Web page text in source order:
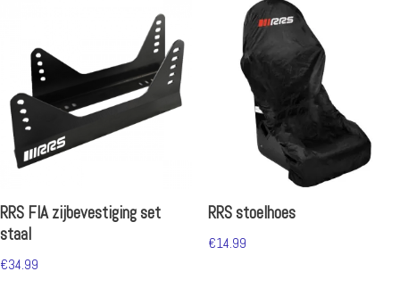
RRS FIA zijbevestiging set
staal
€34.99
RRS stoelhoes
€14.99